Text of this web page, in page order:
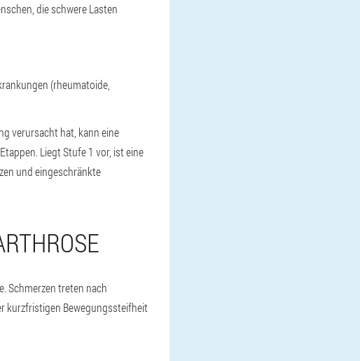
die schwere Lasten
(rheumatoide,
verursacht hat, kann eine
Liegt Stufe 1 vor, ist eine
und eingeschränkte
Schmerzen treten nach
kurzfristigen Bewegungssteifheit